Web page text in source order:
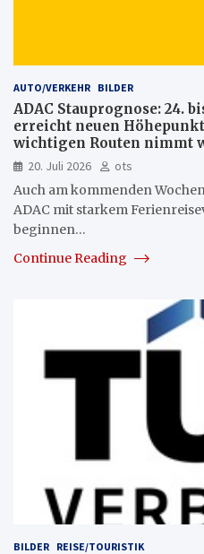
AUTO/VERKEHR BILDER
ADAC Stauprognose: 24.
erreicht neuen
wichtigen Routen nimmt
20. Juli 2026
ots
Auch am kommenden
ADAC mit starkem
beginnen…
Continue Reading
BILDER REISE/TOURISTIK